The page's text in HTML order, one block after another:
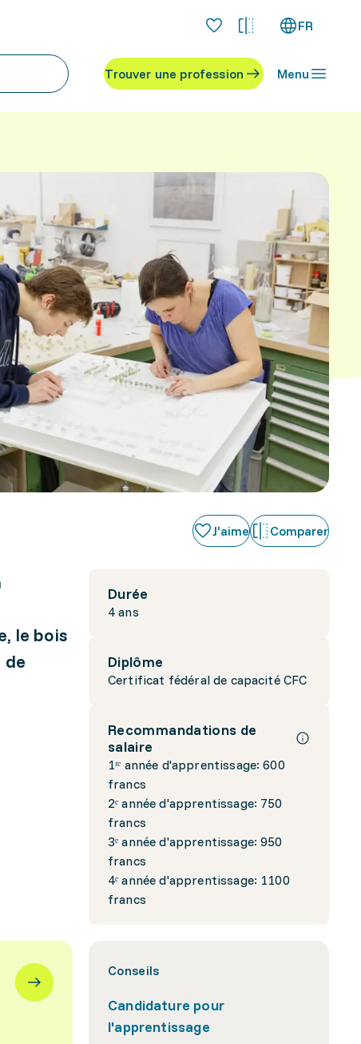
FR
Trouver une profession Menu
J'aime Comparer
Durée
4 ans
Diplôme
Certificat fédéral de capacité CFC
Recommandations de
salaire
1ʳᵉ année d'apprentissage: 600
francs
2ᵉ année d'apprentissage: 750
francs
3ᵉ année d'apprentissage: 950
francs
4ᵉ année d'apprentissage: 1100
francs
le bois
de
Conseils
Candidature pour
l'apprentissage